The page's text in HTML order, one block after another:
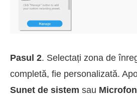
Pasul 2. Selectați zona de
completă, fie personalizată.
Sunet de sistem sau Microfon